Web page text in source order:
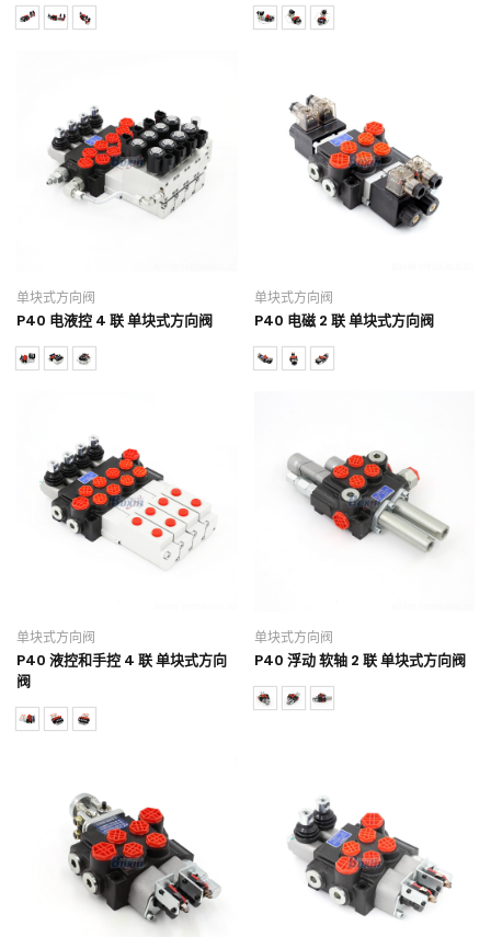
单块式方向阀
P40 电液控 4 联 单块式方向阀
单块式方向阀
P40 电磁 2 联 单块式方向阀
单块式方向阀
P40 液控和手控 4 联 单块式方向
阀
单块式方向阀
P40 浮动 软轴 2 联 单块式方向阀